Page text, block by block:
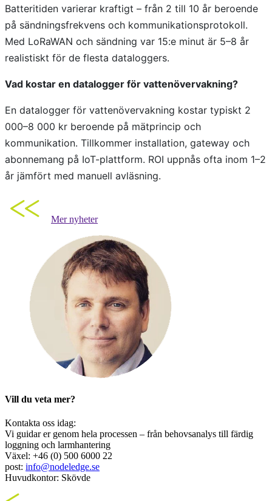
Batteritiden varierar kraftigt – från 2 till 10 år beroende
på sändningsfrekvens och kommunikationsprotokoll.
Med LoRaWAN och sändning var 15:e minut är 5–8 år
realistiskt för de flesta dataloggers.
Vad kostar en datalogger för vattenövervakning?
En datalogger för vattenövervakning kostar typiskt 2
000–8 000 kr beroende på mätprincip och
kommunikation. Tillkommer installation, gateway och
abonnemang på IoT-plattform. ROI uppnås ofta inom 1–2
år jämfört med manuell avläsning.
Mer nyheter
Vill du veta mer?
Kontakta oss idag:
Vi guidar er genom hela processen – från behovsanalys till färdig
loggning och larmhantering
Växel: +46 (0) 500 6000 22
post: info@nodeledge.se
Huvudkontor: Skövde